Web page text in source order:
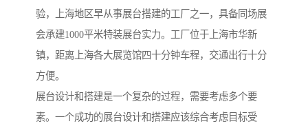
验，上海地区早从事展台搭建的工厂之一，具备同场展
会承建1000平米特装展台实力。工厂位于上海市华新
镇，距离上海各大展览馆四十分钟车程，交通出行十分
方便。
展台设计和搭建是一个复杂的过程，需要考虑多个要
素。一个成功的展台设计和搭建应该综合考虑目标受